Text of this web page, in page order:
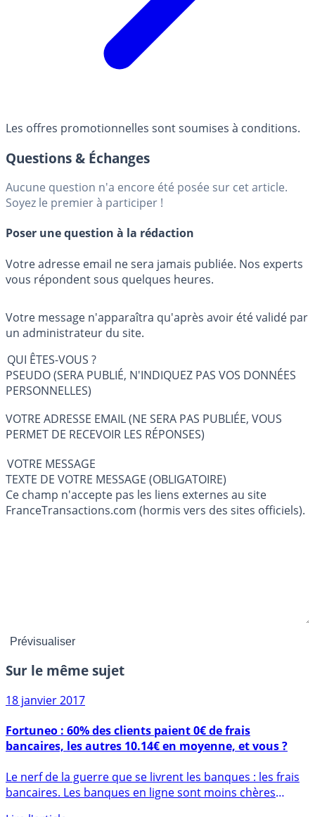
Les offres promotionnelles sont soumises à conditions.
Questions & Échanges
Aucune question n'a encore été posée sur cet article.
Soyez le premier à participer !
Poser une question à la rédaction
Votre adresse email ne sera jamais publiée. Nos experts
vous répondent sous quelques heures.
Votre message n'apparaîtra qu'après avoir été validé par
un administrateur du site.
QUI ÊTES-VOUS ?
PSEUDO (SERA PUBLIÉ, N'INDIQUEZ PAS VOS DONNÉES
PERSONNELLES)
VOTRE ADRESSE EMAIL (NE SERA PAS PUBLIÉE, VOUS
PERMET DE RECEVOIR LES RÉPONSES)
VOTRE MESSAGE
TEXTE DE VOTRE MESSAGE (OBLIGATOIRE)
Ce champ n'accepte pas les liens externes au site
FranceTransactions.com (hormis vers des sites officiels).
Sur le même sujet
18 janvier 2017
bancaires, les autres 10.14€ en moyenne, et vous ?